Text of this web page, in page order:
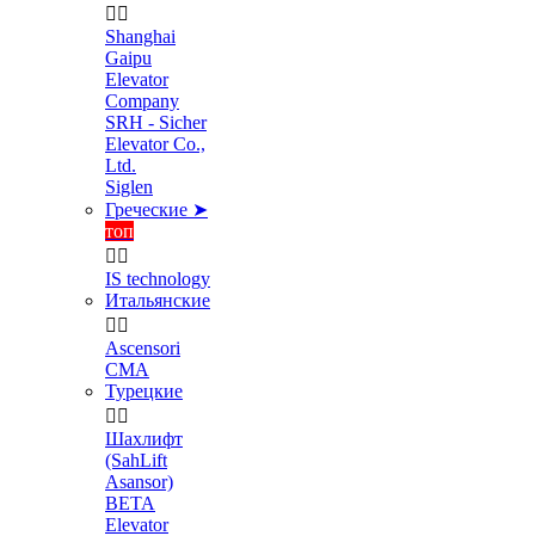
 
Shanghai
Gaipu
Elevator
Company
SRH - Sicher
Elevator Co.,
Ltd.
Siglen
Греческие ➤
топ
 
IS technology
Итальянские
 
Ascensori
CMA
Турецкие
 
Шахлифт
(SahLift
Asansor)
BETA
Elevator